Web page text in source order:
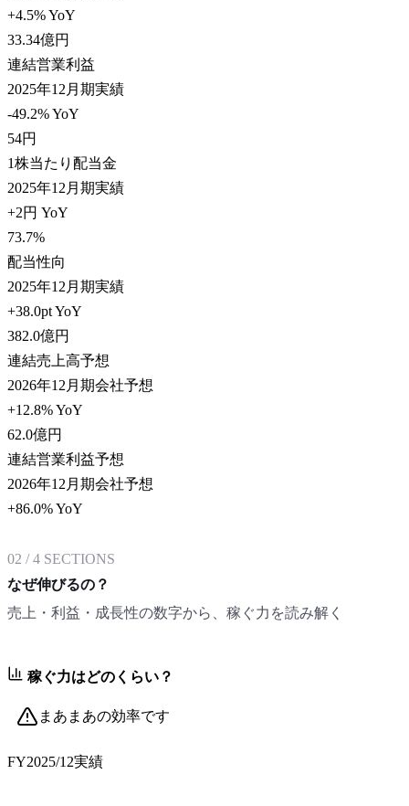
+4.5% YoY
33.34億円
連結営業利益
2025年12月期実績
-49.2% YoY
54円
1株当たり配当金
2025年12月期実績
+2円 YoY
73.7%
配当性向
2025年12月期実績
+38.0pt YoY
382.0億円
連結売上高予想
2026年12月期会社予想
+12.8% YoY
62.0億円
連結営業利益予想
2026年12月期会社予想
+86.0% YoY
02 /4 SECTIONS
なぜ伸びるの？
売上・利益・成長性の数字から、稼ぐ力を読み解く
稼ぐ力はどのくらい？
まあまあの効率です
FY2025/12実績